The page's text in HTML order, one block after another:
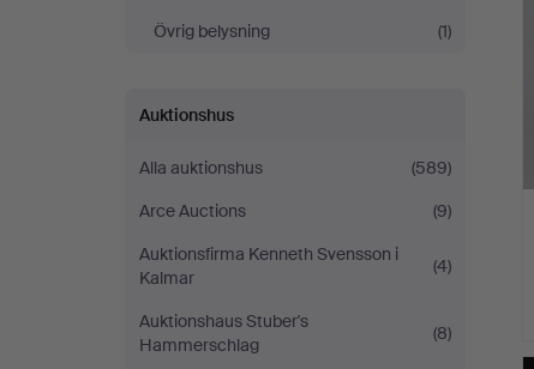
Övrig belysning
(1)
Auktionshus
Alla auktionshus
(589)
Arce Auctions
(9)
Auktionsfirma Kenneth Svensson i
Kalmar
(4)
Auktionshaus Stuber's
Hammerschlag
(8)